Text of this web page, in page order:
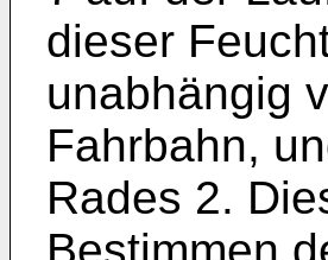
dieser
unabhängig
Fahrbahn,
Rades 2.
Bestimmen